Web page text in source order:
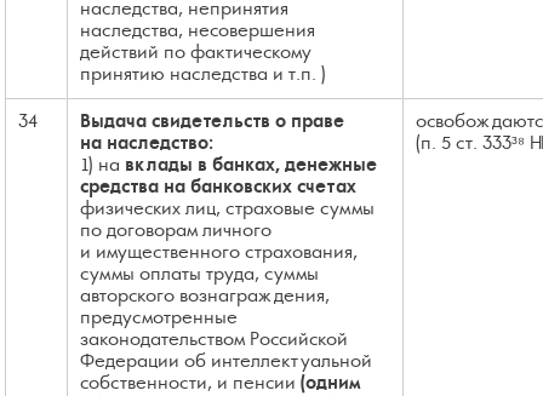
наследства, непринятия
наследства, несовершения
действий по фактическому
принятию наследства и т.п. )
34
Выдача свидетельств о праве
на наследство:
1) на вклады в банках, денежные
средства на банковских счетах
физических лиц, страховые суммы
по договорам личного
и имущественного страхования,
суммы оплаты труда, суммы
авторского вознаграждения,
предусмотренные
законодательством Российской
Федерации об интеллектуальной
собственности, и пенсии (одним
(п. 5 ст. 333³⁸